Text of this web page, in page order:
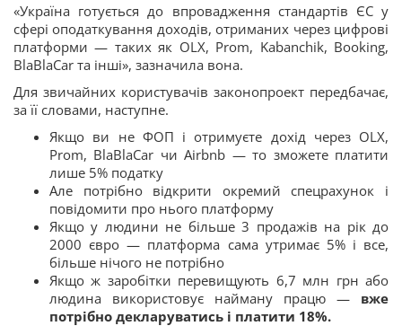
«Україна готується до впровадження стандартів ЄС у
сфері оподаткування доходів, отриманих через цифрові
платформи — таких як OLX, Prom, Kabanchik, Booking,
BlaBlaCar та інші», зазначила вона.
Для звичайних користувачів законопроект передбачає,
за її словами, наступне.
Якщо ви не ФОП і отримуєте дохід через OLX,
Prom, BlaBlaCar чи Airbnb — то зможете платити
лише 5% податку
Але потрібно відкрити окремий спецрахунок і
повідомити про нього платформу
Якщо у людини не більше 3 продажів на рік до
2000 євро — платформа сама утримає 5% і все,
більше нічого не потрібно
Якщо ж заробітки перевищують 6,7 млн грн або
людина використовує найману працю — вже
потрібно декларуватись і платити 18%.